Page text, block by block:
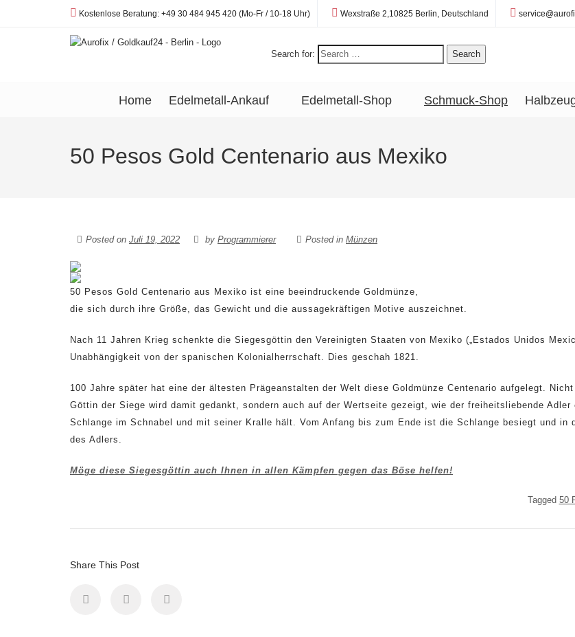
Telefon:
Kostenlose Beratung: +49 30 484 945 420 (Mo-Fr / 10-18 Uhr) Standort:
Wexstraße 2,10825 Berlin, Deutschland E-Mail:
Search for: Search
Home Edelmetall-Ankauf Edelmetall-Shop Schmuck-Shop
50 Pesos Gold Centenario aus Mexiko
Posted on Juli 19, 2022 by Programmierer Posted in Münzen
50 Pesos Gold Centenario aus Mexiko ist eine beeindruckende Goldmünze,
die sich durch ihre Größe, das Gewicht und die aussagekräftigen Motive auszeichnet.
Nach 11 Jahren Krieg schenkte die Siegesgöttin den Vereinigten Staaten von Mexiko („Estados Unidos
Unabhängigkeit von der spanischen Kolonialherrschaft. Dies geschah 1821.
100 Jahre später hat eine der ältesten Prägeanstalten der Welt diese Goldmünze Centenario aufgelegt.
Göttin der Siege wird damit gedankt, sondern auch auf der Wertseite gezeigt, wie der freiheitsliebende Adler
Schlange im Schnabel und mit seiner Kralle hält. Vom Anfang bis zum Ende ist die Schlange besiegt und in
des Adlers.
Möge diese Siegesgöttin auch Ihnen in allen Kämpfen gegen das Böse helfen!
Tagged 50
Share This Post